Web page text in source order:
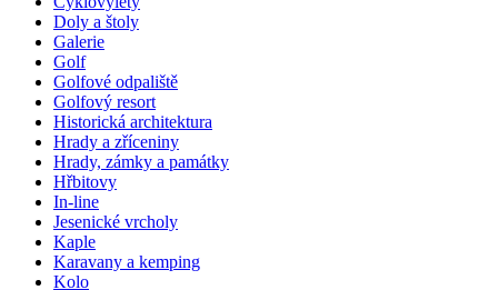
Doly a štoly
Galerie
Golf
Golfové odpaliště
Golfový resort
Historická architektura
Hrady a zříceniny
Hrady, zámky a památky
Hřbitovy
In-line
Jesenické vrcholy
Kaple
Karavany a kemping
Kolo